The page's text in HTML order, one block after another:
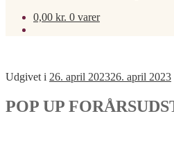
0,00 kr. 0 varer
Udgivet i 26. april 202326. april 2023
POP UP